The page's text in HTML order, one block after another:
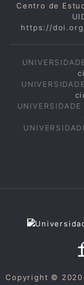
Centro de
https://
Copyright ©